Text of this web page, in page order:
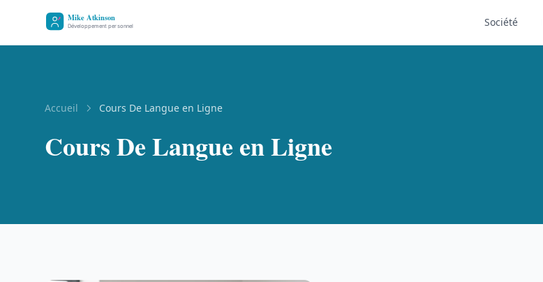
Société
Accueil Cours De Langue en Ligne
Cours De Langue en Ligne